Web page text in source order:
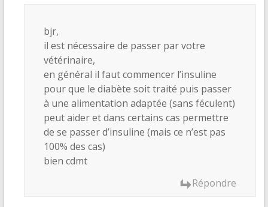
bjr,
il est nécessaire de passer par votre
vétérinaire,
en général il faut commencer l’insuline
pour que le diabète soit traité puis passer
à une alimentation adaptée (sans féculent)
peut aider et dans certains cas permettre
de se passer d’insuline (mais ce n’est pas
100% des cas)
bien cdmt
Répondre